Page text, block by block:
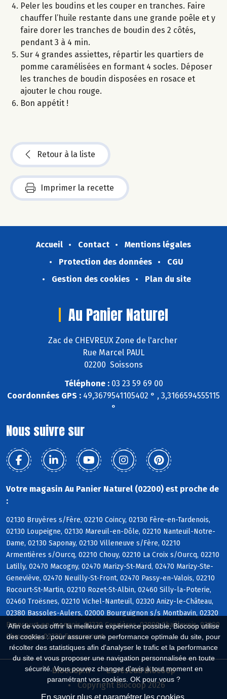
Afin de vous offrir la meilleure expérience possible, Biocoop utilise
des cookies : pour assurer une performance optimale du site, pour
récolter des statistiques afin d'analyser le trafic et la performance
du site et vous proposer une navigation personnalisée en toute
sécurité. Vous pouvez changer d'avis à tout moment en
paramétrant vos cookies. OK pour vous ?
En savoir plus et paramétrer les cookies
Peler les boudins et les couper en tranches. Faire
chauffer l’huile restante dans une grande poêle et y
faire dorer les tranches de boudin des 2 côtés,
pendant 3 à 4 min.
Sur 4 grandes assiettes, répartir les quartiers de
pomme caramélisées en formant 4 socles. Déposer
les tranches de boudin disposées en rosace et
ajouter le chou rouge.
Bon appétit !
Retour à la liste
Imprimer la recette
Accueil Contact
Mentions légales
Protection des données
CGU
Gestion des cookies
Plan du site
Au Panier Naturel
Zac de CHEVREUX Zone de l'archer
Rue Marcel PAUL
02200 Soissons
Téléphone :03 23 59 69 00
Coordonnées GPS : 49,3679541105402 ° , 3,3166594555115
°
Nous suivre sur
Votre magasin Au Panier Naturel (02200) est proche de
:
02130 Bruyères s/Fère, 02210 Coincy, 02130 Fère-en-Tardenois,
02130 Loupeigne, 02130 Mareuil-en-Dôle, 02210 Nanteuil-Notre-
Dame, 02130 Saponay, 02130 Villeneuve s/Fère, 02210
Armentières s/Ourcq, 02210 Chouy, 02210 La Croix s/Ourcq, 02210
Latilly, 02470 Macogny, 02470 Marizy-St-Mard, 02470 Marizy-Ste-
Geneviève, 02470 Neuilly-St-Front, 02470 Passy-en-Valois, 02210
Rocourt-St-Martin, 02210 Rozet-St-Albin, 02460 Silly-la-Poterie,
02460 Troësnes, 02210 Vichel-Nanteuil, 02320 Anizy-le-Château,
02380 Bassoles-Aulers, 02000 Bourguignon s/s Montbavin, 02320
Brancourt-en-Laonnois, 02320 Cessières, 02000 Chaillevois, 02000
Chevregny, 02320 Faucoucourt
Biocoop.fr
Le réseau Biocoop
Copyright Biocoop 2026